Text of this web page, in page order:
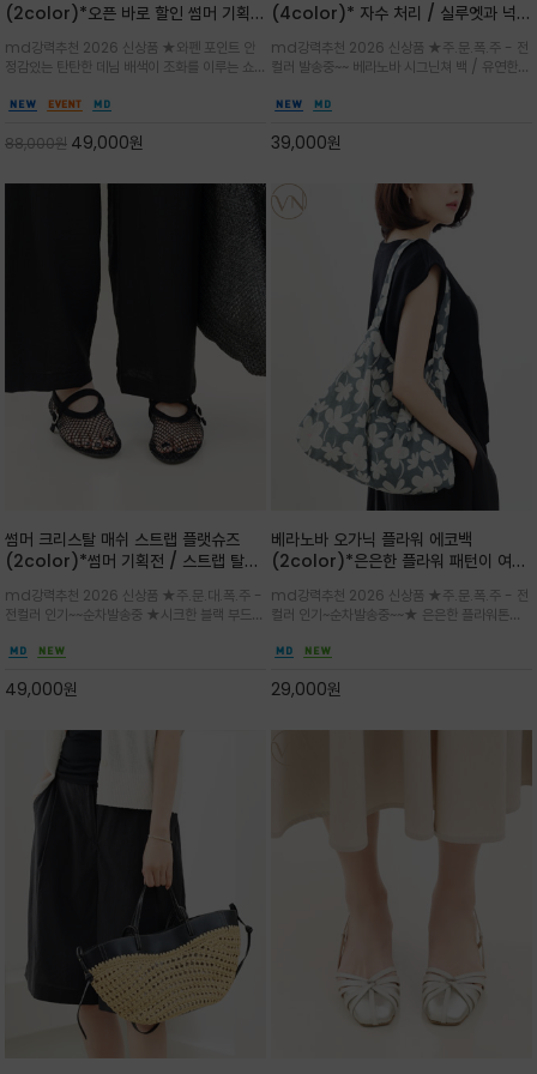
(2color)*오픈 바로 할인 썸머 기획
말 모임룩, 여행룩까지 ~
md강력추천 2026 신상품 ★와펜 포인트 안
정감있는 탄탄한 데님 배색이 조화를 이루는 쇼
클래식한 네이비·아이보리 스트라이프와 산뜻한
88,000원 49,000원
(4color)* 자수 처리 / 실루엣과 넉넉
셜 숄더백
md강력추천 2026 신상품 ★주.문.폭.주 - 전
컬러 발송중~~ 베라노바 시그닌쳐 백 / 유연한
설계로 어깨의 피로도를 낮춰 편안한 착용/가볍
리 숄더백
39,000원
썸머 크리스탈 매쉬 스트랩 플랫슈즈
(2color)*썸머 기획전 / 스트랩 탈착
세한 메쉬 짜임 위로 은은하게 반짝이는
크리스탈 디테일을 더한 플랫슈즈
md강력추천 2026 신상품 ★주.문.대.폭.주 -
전컬러 인기~~순차발송중 ★시크한 블랙 부드러
하게 좋으며 가볍고 시원해 데일리 만능 아이템 /
49,000원
베라노바 오가닉 플라워 에코백
(2color)*은은한 플라워 패턴이 여름
코백
md강력추천 2026 신상품 ★주.문.폭.주 - 전
컬러 인기~순차발송중~~★ 은은한 플라워톤이
고급스럽게 내추럴한 감성의 천연 오가닉 코튼소
해져 완성
29,000원